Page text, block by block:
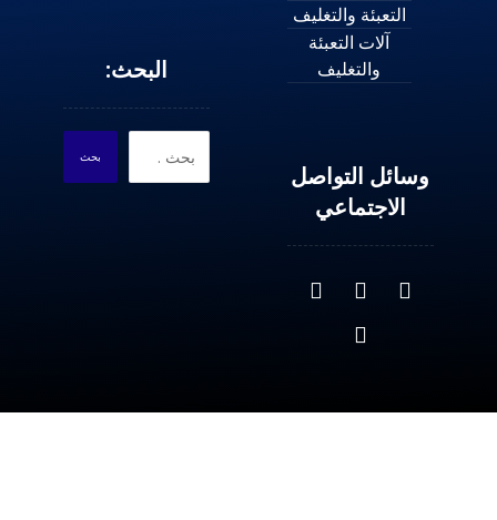
التعبئة والتغليف
آلات التعبئة
والتغليف
وسائل التواصل
الاجتماعي
البحث:
بحث